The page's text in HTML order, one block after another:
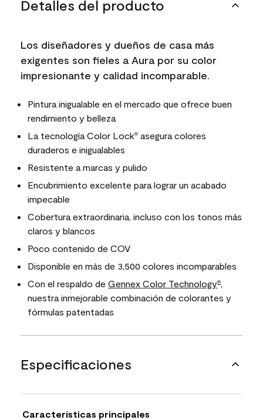
Detalles del producto
Los diseñadores y dueños de casa más
exigentes son fieles a Aura por su color
impresionante y calidad incomparable.
Pintura inigualable en el mercado que ofrece buen
rendimiento y belleza
La tecnología Color Lock® asegura colores
duraderos e inigualables
Resistente a marcas y pulido
Encubrimiento excelente para lograr un acabado
impecable
Cobertura extraordinaria, incluso con los tonos más
claros y blancos
Poco contenido de COV
Disponible en más de 3,500 colores incomparables
Con el respaldo de Gennex Color Technology®,
nuestra inmejorable combinación de colorantes y
fórmulas patentadas
Especificaciones
Características principales